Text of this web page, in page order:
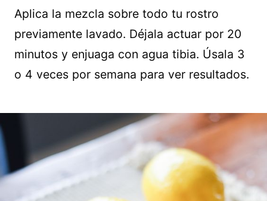
Aplica la mezcla sobre todo tu rostro
previamente lavado. Déjala actuar por 20
minutos y enjuaga con agua tibia. Úsala 3
o 4 veces por semana para ver resultados.